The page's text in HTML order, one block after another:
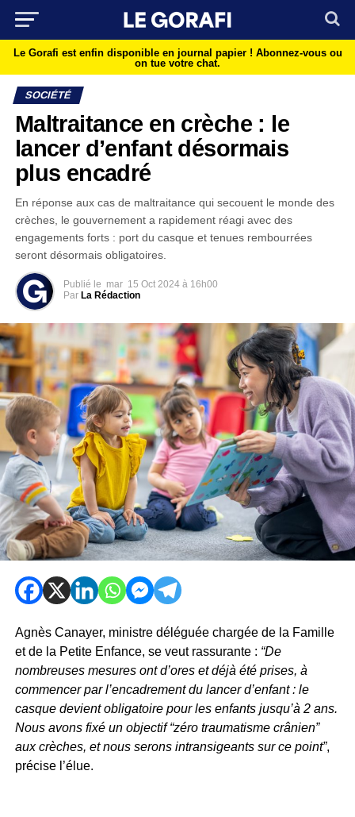
Le Gorafi est enfin disponible en journal papier ! Abonnez-vous ou
on tue votre chat.
SOCIÉTÉ
Maltraitance en crèche : le
lancer d’enfant désormais
plus encadré
En réponse aux cas de maltraitance qui secouent le monde des
crèches, le gouvernement a rapidement réagi avec des
engagements forts : port du casque et tenues rembourrées
seront désormais obligatoires.
Publié le mar 15 Oct 2024 à 16h00
Par La Rédaction
Agnès Canayer, ministre déléguée chargée de la Famille
et de la Petite Enfance, se veut rassurante : “De
nombreuses mesures ont d’ores et déjà été prises, à
commencer par l’encadrement du lancer d’enfant : le
casque devient obligatoire pour les enfants jusqu’à 2 ans.
Nous avons fixé un objectif “zéro traumatisme crânien”
aux crèches, et nous serons intransigeants sur ce point”,
précise l’élue.